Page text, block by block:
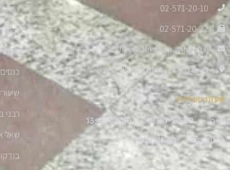
02-571-20-10
02-571-20-22
office@afikey-mayim.co.il
שלום סיון 14, רמות ג' ירושלים
שעות פעילות
א'-ה' – 18:00-20:00 | 13:45-15:00
ו' וערבי חג – 10:00-11:30
ספרי
רבני
שאל